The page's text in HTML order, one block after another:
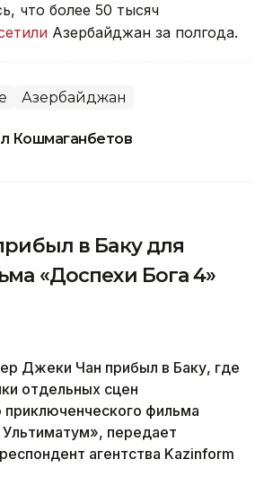
что более 50 тысяч
Азербайджан за полгода.
Азербайджан
Кошмаганбетов
в Баку для
«Доспехи Бога 4»
Джеки Чан прибыл в Баку, где
отдельных сцен
фильма
передает
агентства Kazinform